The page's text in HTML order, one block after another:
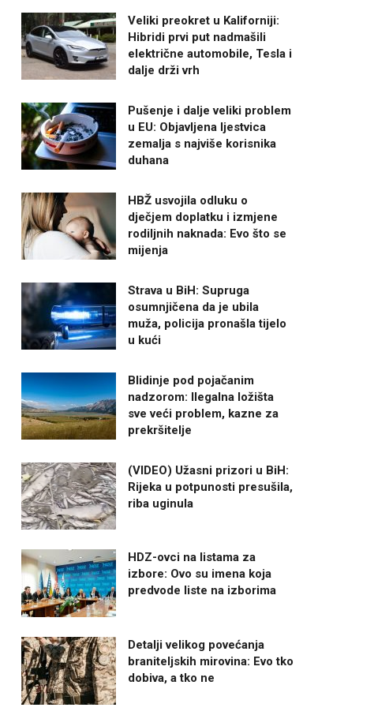
Veliki preokret u Kaliforniji:
Hibridi prvi put nadmašili
električne automobile, Tesla i
dalje drži vrh
Pušenje i dalje veliki problem
u EU: Objavljena ljestvica
zemalja s najviše korisnika
duhana
HBŽ usvojila odluku o
dječjem doplatku i izmjene
rodiljnih naknada: Evo što se
mijenja
Strava u BiH: Supruga
osumnjičena da je ubila
muža, policija pronašla tijelo
u kući
Blidinje pod pojačanim
nadzorom: Ilegalna ložišta
sve veći problem, kazne za
prekršitelje
(VIDEO) Užasni prizori u BiH:
Rijeka u potpunosti presušila,
riba uginula
HDZ-ovci na listama za
izbore: Ovo su imena koja
predvode liste na izborima
Detalji velikog povećanja
braniteljskih mirovina: Evo tko
dobiva, a tko ne